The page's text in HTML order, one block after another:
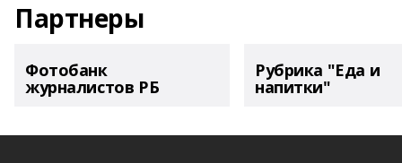
Партнеры
Фотобанк
журналистов РБ
Рубрика "Еда и
напитки"